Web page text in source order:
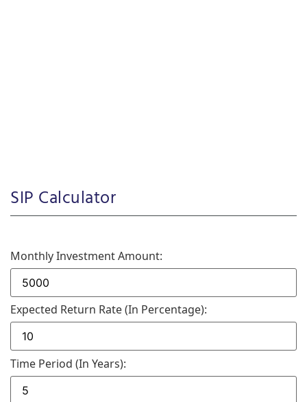
SIP Calculator
Monthly Investment Amount:
Expected Return Rate (in Percentage):
Time Period (in Years):